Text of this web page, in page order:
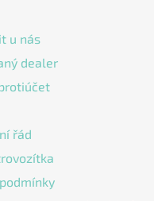
u nás
dealer
řád